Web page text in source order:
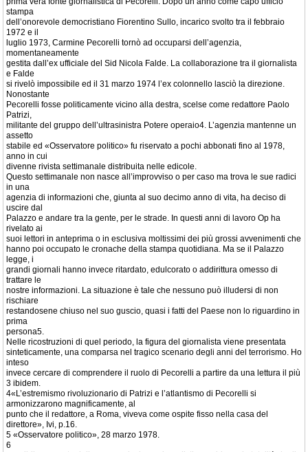
stampa
dell’onorevole democristiano Fiorentino Sullo, incarico svolto tra il febbraio
1972 e il
luglio 1973, Carmine Pecorelli tornò ad occuparsi dell’agenzia,
momentaneamente
gestita dall’ex ufficiale del Sid Nicola Falde. La collaborazione tra il giornalista
e Falde
si rivelò impossibile ed il 31 marzo 1974 l’ex colonnello lasciò la direzione.
Nonostante
Pecorelli fosse politicamente vicino alla destra, scelse come redattore Paolo
Patrizi,
militante del gruppo dell’ultrasinistra Potere operaio4. L’agenzia mantenne un
assetto
stabile ed «Osservatore politico» fu riservato a pochi abbonati fino al 1978,
anno in cui
divenne rivista settimanale distribuita nelle edicole.
Questo settimanale non nasce all’improvviso o per caso ma trova le sue radici
in una
agenzia di informazioni che, giunta al suo decimo anno di vita, ha deciso di
uscire dal
Palazzo e andare tra la gente, per le strade. In questi anni di lavoro Op ha
rivelato ai
suoi lettori in anteprima o in esclusiva moltissimi dei più grossi avvenimenti che
hanno poi occupato le cronache della stampa quotidiana. Ma se il Palazzo
legge, i
grandi giornali hanno invece ritardato, edulcorato o addirittura omesso di
trattare le
nostre informazioni. La situazione è tale che nessuno può illudersi di non
rischiare
restandosene chiuso nel suo guscio, quasi i fatti del Paese non lo riguardino in
prima
persona5.
Nelle ricostruzioni di quel periodo, la figura del giornalista viene presentata
sinteticamente, una comparsa nel tragico scenario degli anni del terrorismo. Ho
inteso
invece cercare di comprendere il ruolo di Pecorelli a partire da una lettura il più
3 ibidem.
4«L’estremismo rivoluzionario di Patrizi e l’atlantismo di Pecorelli si
armonizzarono magnificamente, al
punto che il redattore, a Roma, viveva come ospite fisso nella casa del
direttore», Ivi, p.16.
5 «Osservatore politico», 28 marzo 1978.
6